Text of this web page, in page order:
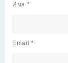
Имя *
Email*